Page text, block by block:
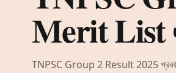
Merit List
TNPSC Group 2 Result 2025 প্রকাশ নিয়ে